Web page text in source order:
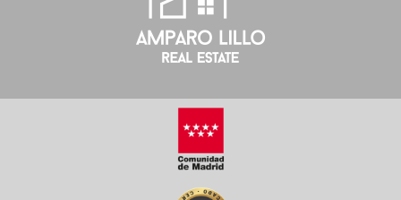
Asegúrate de tener buena iluminación, decoración
adecuada y un ambiente limpio y ordenado para atraer a
¿Por qué es importante el trato cercano
Un trato cercano genera confianza entre el agente y el
comprador, lo cual puede facilitar el proceso de toma de